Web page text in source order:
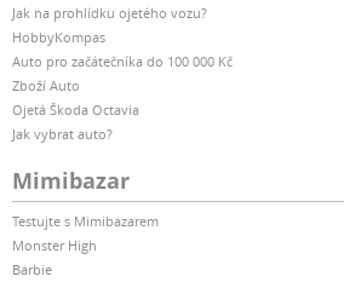
Jak na prohlídku ojetého vozu?
HobbyKompas
Auto pro začátečníka do 100 000 Kč
Zboží Auto
Ojetá Škoda Octavia
Jak vybrat auto?
Mimibazar
Testujte s Mimibazarem
Monster High
Barbie